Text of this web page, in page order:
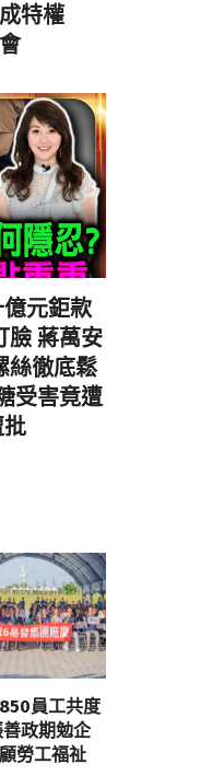
特權
元鉅款
臉 蔣萬安
絲徹底鬆
受害竟遭
員工共度
政期勉企
勞工福祉